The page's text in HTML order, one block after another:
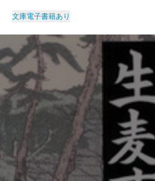
文庫電子書籍あり